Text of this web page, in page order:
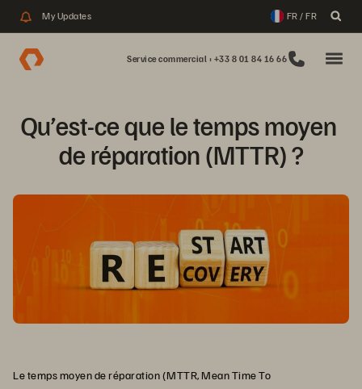
My Updates FR / FR
Service commercial : +33 8 01 84 16 66
Qu’est-ce que le temps moyen
de réparation (MTTR) ?
Le temps moyen de réparation (MTTR, Mean Time To